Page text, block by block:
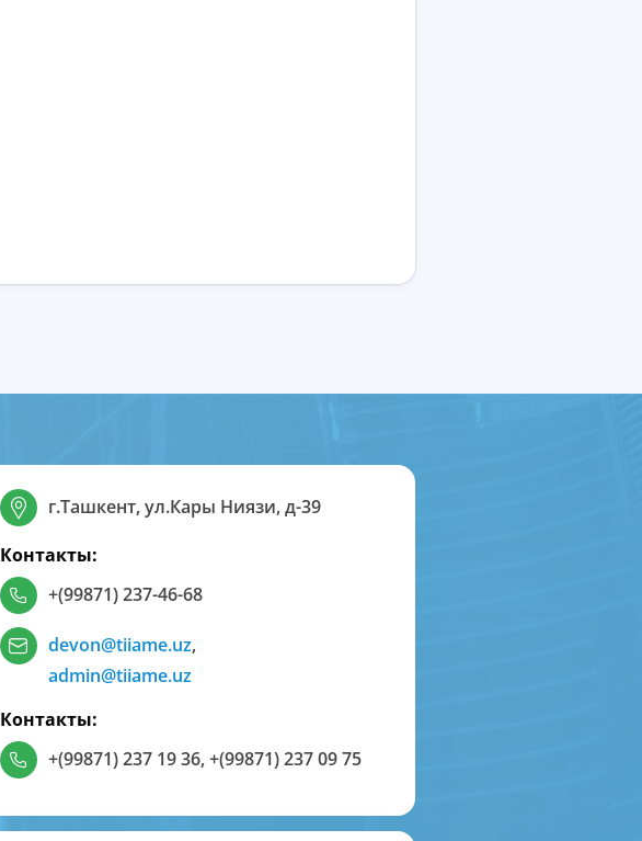
г.Ташкент, ул.Кары Ниязи, д-39
Контакты:
+(99871) 237-46-68
devon@tiiame.uz,
admin@tiiame.uz
Контакты:
+(99871) 237 19 36,+(99871) 237 09 75